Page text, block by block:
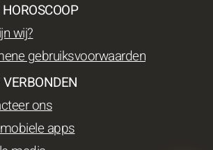
wij?
gebruiksvoorwaarden
ons
apps